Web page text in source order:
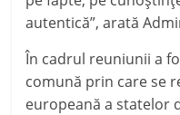
autentică”, arată
În cadrul reuniunii a
comună prin care se
europeană a statelor